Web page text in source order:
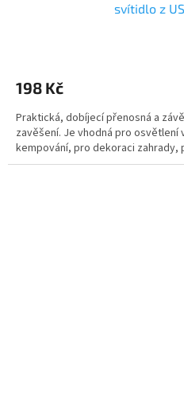
svítidlo z
198 Kč
Praktická, dobíjecí přenosná a
zavěšení. Je vhodná pro osvětlení
kempování, pro dekoraci zahrady,